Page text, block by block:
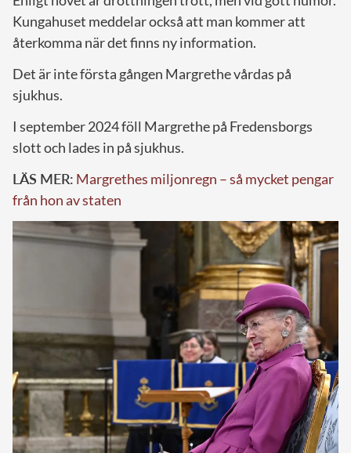
Kungahuset meddelar också att man kommer att
återkomma när det finns ny information.
Det är inte första gången Margrethe vårdas på
sjukhus.
I september 2024 föll Margrethe på Fredensborgs
slott och lades in på sjukhus.
LÄS MER: Margrethes miljonregn – så mycket pengar
från hon av staten